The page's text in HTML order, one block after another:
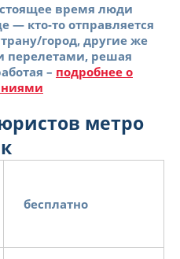
время люди
— кто-то отправляется
город, другие же
перелетами, решая
– подробнее о
метро
бесплатно